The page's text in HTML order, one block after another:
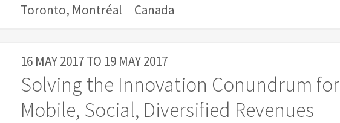
Toronto, Montréal Canada
16 MAY 2017TO 19 MAY 2017
Solving the Innovation Conundrum for
Mobile, Social, Diversified Revenues